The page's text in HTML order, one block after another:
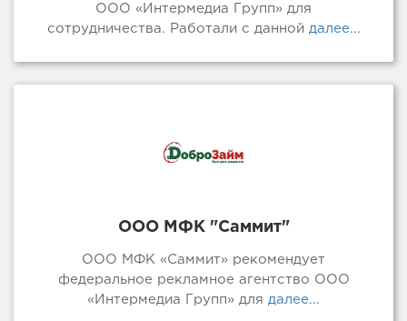
ООО «Интермедиа Групп» для
сотрудничества. Работали с даннойдалее...
ООО МФК "Саммит"
ООО МФК «Саммит» рекомендует
федеральное рекламное агентство ООО
«Интермедиа Групп» для далее...